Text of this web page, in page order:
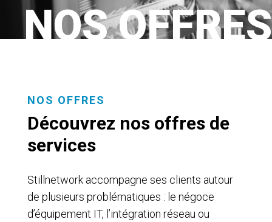
NOS OFFRES
NOS OFFRES
Découvrez nos offres de
services
Stillnetwork accompagne ses clients autour
de plusieurs problématiques : le négoce
d’équipement IT, l’intégration réseau ou